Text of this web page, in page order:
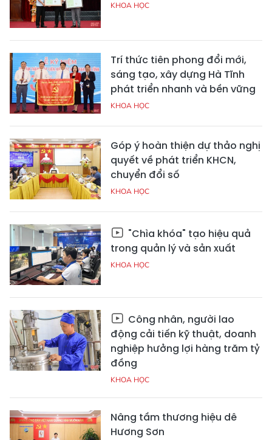
KHOA HỌC
Trí thức tiên phong đổi mới,
sáng tạo, xây dựng Hà Tĩnh
phát triển nhanh và bền vững
KHOA HỌC
Góp ý hoàn thiện dự thảo nghị
quyết về phát triển KHCN,
chuyển đổi số
KHOA HỌC
"Chìa khóa" tạo hiệu quả
trong quản lý và sản xuất
KHOA HỌC
Công nhân, người lao
động cải tiến kỹ thuật, doanh
nghiệp hưởng lợi hàng trăm tỷ
đồng
KHOA HỌC
Nâng tầm thương hiệu dê
Hương Sơn